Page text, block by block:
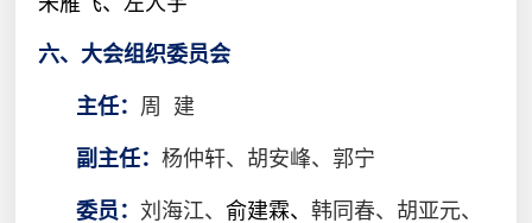
六、大会组织委员会
主任： 周 建
副主任：杨仲轩、胡安峰、郭宁
委员：刘海江、俞建霖、韩同春、胡亚元、